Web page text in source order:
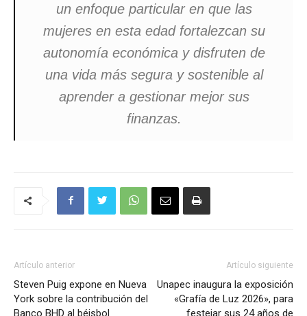
un enfoque particular en que las
mujeres en esta edad fortalezcan su
autonomía económica y disfruten de
una vida más segura y sostenible al
aprender a gestionar mejor sus
finanzas.
Artículo anterior
Steven Puig expone en Nueva
York sobre la contribución del
Banco BHD al béisbol
Artículo siguiente
Unapec inaugura la exposición
«Grafía de Luz 2026», para
festejar sus 24 años de